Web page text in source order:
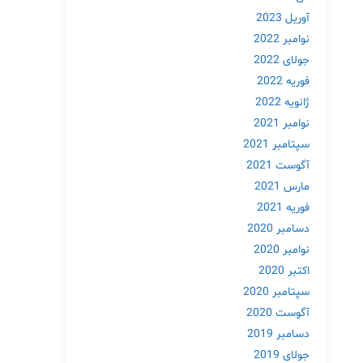
آوریل 2023
نوامبر 2022
جولای 2022
فوریه 2022
ژانویه 2022
نوامبر 2021
سپتامبر 2021
آگوست 2021
مارس 2021
فوریه 2021
دسامبر 2020
نوامبر 2020
اکتبر 2020
سپتامبر 2020
آگوست 2020
دسامبر 2019
جولای 2019